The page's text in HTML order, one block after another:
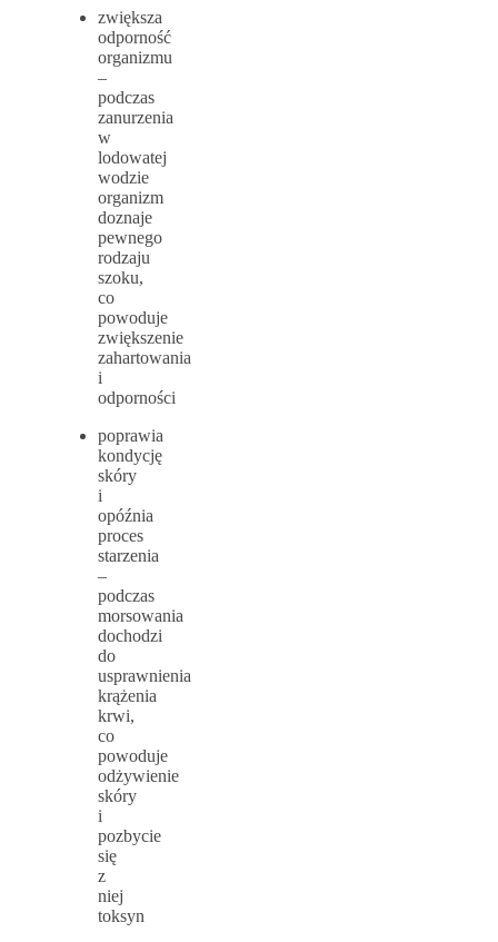
zwiększa
odporność
organizmu
–
podczas
zanurzenia
w
lodowatej
wodzie
organizm
doznaje
pewnego
rodzaju
szoku,
co
powoduje
zwiększenie
zahartowania
i
odporności
poprawia
kondycję
skóry
i
opóźnia
proces
starzenia
–
podczas
morsowania
dochodzi
do
usprawnienia
krążenia
krwi,
co
powoduje
odżywienie
skóry
i
pozbycie
się
z
niej
toksyn